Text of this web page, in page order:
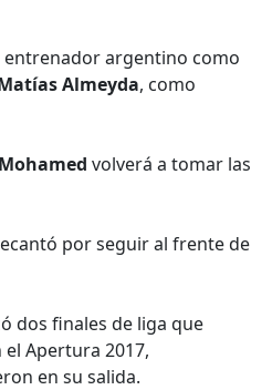
entrenador argentino como
Almeyda, como
volverá a tomar las
por seguir al frente de
dos finales de liga que
el Apertura 2017,
en su salida.